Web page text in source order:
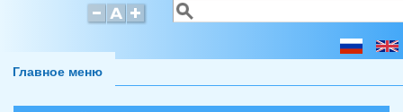
Форма поиска
Поиск
Главное меню